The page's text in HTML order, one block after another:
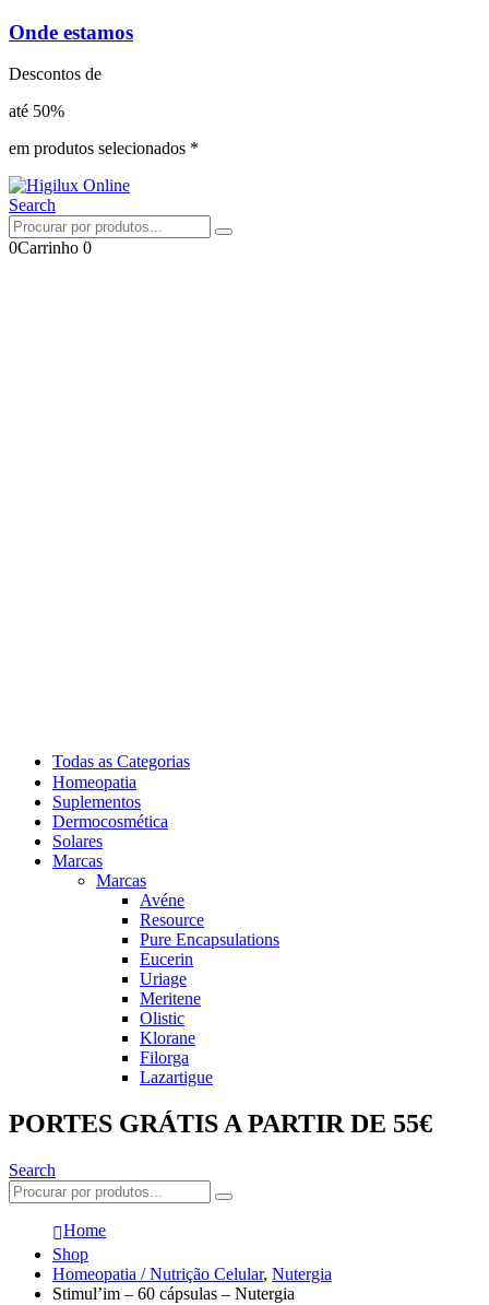
Onde estamos
Descontos de
até 50%
em produtos selecionados *
Search
0Carrinho 0
Todas as Categorias
Homeopatia
Suplementos
Dermocosmética
Solares
Marcas
Marcas
Avéne
Resource
Pure Encapsulations
Eucerin
Uriage
Meritene
Olistic
Klorane
Filorga
Lazartigue
PORTES GRÁTIS A PARTIR DE 55€
Search
Home
Shop
Homeopatia / Nutrição Celular, Nutergia
Stimul’im – 60 cápsulas – Nutergia